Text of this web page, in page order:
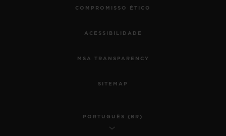
COMPROMISSO ÉTICO
ACESSIBILIDADE
MSA TRANSPARENCY
SITEMAP
PORTUGUÊS (BR)